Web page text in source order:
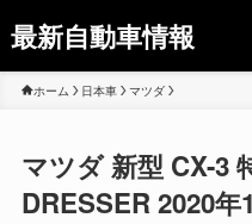
最新自動車情報
ホーム 日本車 マツダ
マツダ 新型 CX-3
DRESSER 2020年